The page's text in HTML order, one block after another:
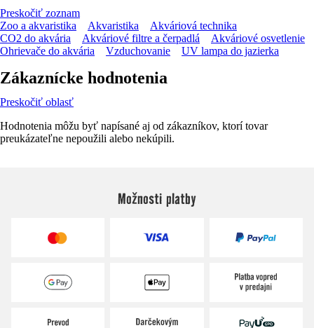
Preskočiť zoznam
Zoo a akvaristika
Akvaristika
Akváriová technika
CO2 do akvária
Akváriové filtre a čerpadlá
Akváriové osvetlenie
Ohrievače do akvária
Vzduchovanie UV lampa do jazierka
Zákaznícke hodnotenia
Preskočiť oblasť
Hodnotenia môžu byť napísané aj od zákazníkov, ktorí tovar
preukázateľne nepoužili alebo nekúpili.
Možnosti platby